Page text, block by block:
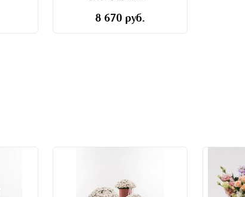
8 670 руб.